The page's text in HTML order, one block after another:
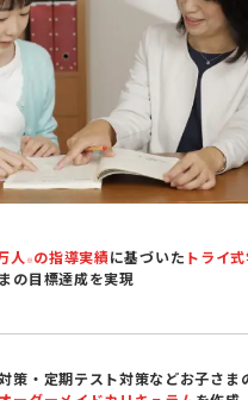
人 ※ の指導実績に基づいた トライ
の目標達成を実現
策・定期テスト対策などお子さま